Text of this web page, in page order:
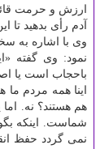
ارزش و حرمت
آدم رأی بدهید تا
نمود: وی گفته
باحجاب است یا
اینا همه مردم ما
هم هستند؟ نه.
شماست. اینكه
نمی گردد حفظ